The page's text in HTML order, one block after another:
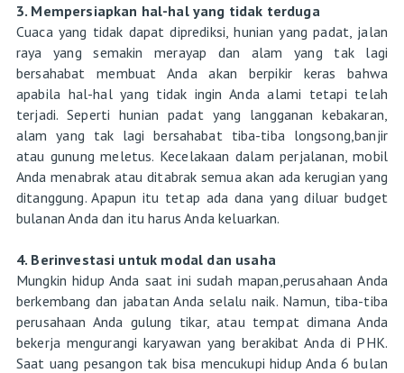
3. Mempersiapkan hal-hal yang tidak terduga
Cuaca yang tidak dapat diprediksi, hunian yang padat, jalan
raya yang semakin merayap dan alam yang tak lagi
bersahabat membuat Anda akan berpikir keras bahwa
apabila hal-hal yang tidak ingin Anda alami tetapi telah
terjadi. Seperti hunian padat yang langganan kebakaran,
alam yang tak lagi bersahabat tiba-tiba longsong,banjir
atau gunung meletus. Kecelakaan dalam perjalanan, mobil
Anda menabrak atau ditabrak semua akan ada kerugian yang
ditanggung. Apapun itu tetap ada dana yang diluar budget
bulanan Anda dan itu harus Anda keluarkan.
4. Berinvestasi untuk modal dan usaha
Mungkin hidup Anda saat ini sudah mapan,perusahaan Anda
berkembang dan jabatan Anda selalu naik. Namun, tiba-tiba
perusahaan Anda gulung tikar, atau tempat dimana Anda
bekerja mengurangi karyawan yang berakibat Anda di PHK.
Saat uang pesangon tak bisa mencukupi hidup Anda 6 bulan